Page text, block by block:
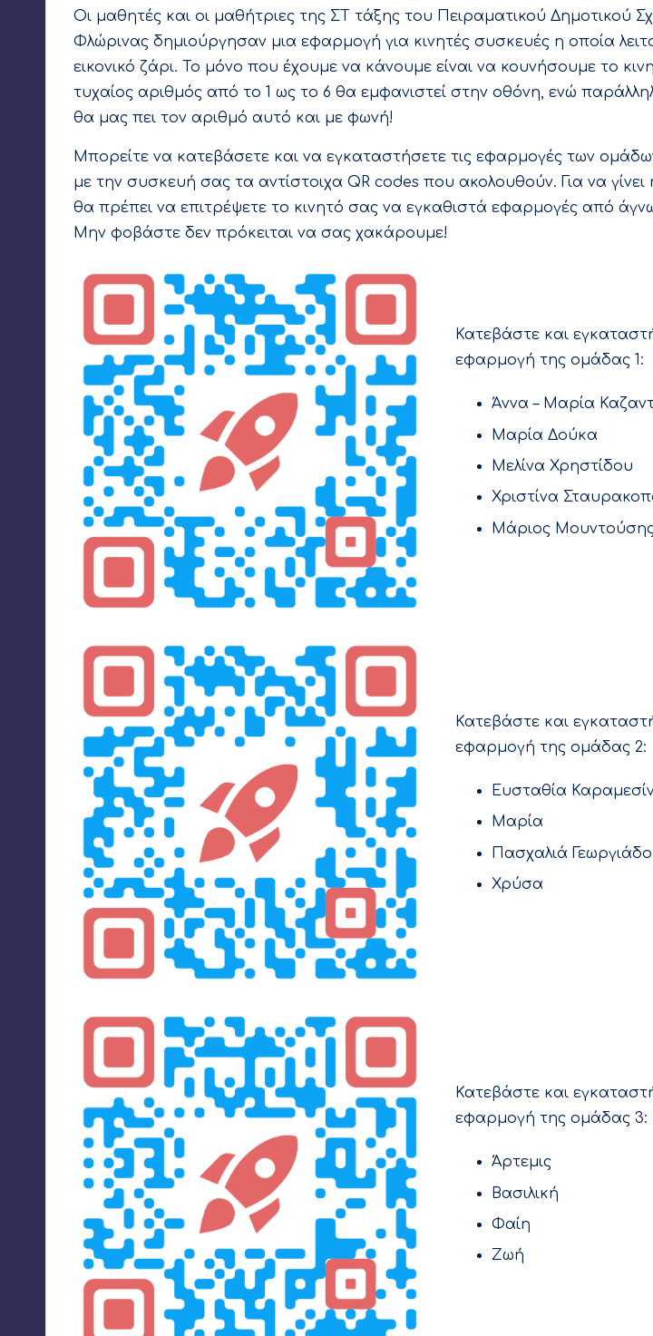
Οι μαθητές και οι μαθήτριες της ΣΤ τάξης του Πειραματικού Δημοτικού
Φλώρινας δημιούργησαν μια εφαρμογή για κινητές συσκευές η οποία
εικονικό ζάρι. Το μόνο που έχουμε να κάνουμε είναι να κουνήσουμε το
τυχαίος αριθμός από το 1 ως το 6 θα εμφανιστεί στην οθόνη, ενώ
θα μας πει τον αριθμό αυτό και με φωνή!
Μπορείτε να κατεβάσετε και να εγκαταστήσετε τις εφαρμογές των
με την συσκευή σας τα αντίστοιχα QR codes που ακολουθούν. Για να
θα πρέπει να επιτρέψετε το κινητό σας να εγκαθιστά εφαρμογές από
Μην φοβάστε δεν πρόκειται να σας χακάρουμε!
Κατεβάστε και
εφαρμογή της ομάδας 1:
Άννα – Μαρία
Μαρία Δούκα
Μελίνα Χρηστίδου
Χριστίνα
Μάριος
Κατεβάστε και
εφαρμογή της ομάδας 2:
Ευσταθία
Μαρία
Πασχαλιά
Χρύσα
Κατεβάστε και
εφαρμογή της ομάδας 3:
Άρτεμις
Βασιλική
Φαίη
Ζωή